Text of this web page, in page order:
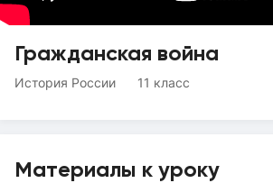
Гражданская война
История России 11 класс
Материалы к уроку